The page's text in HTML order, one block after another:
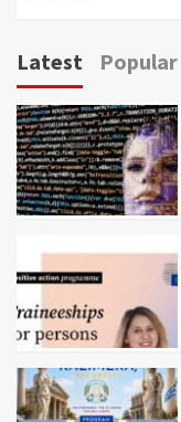
Latest Popular